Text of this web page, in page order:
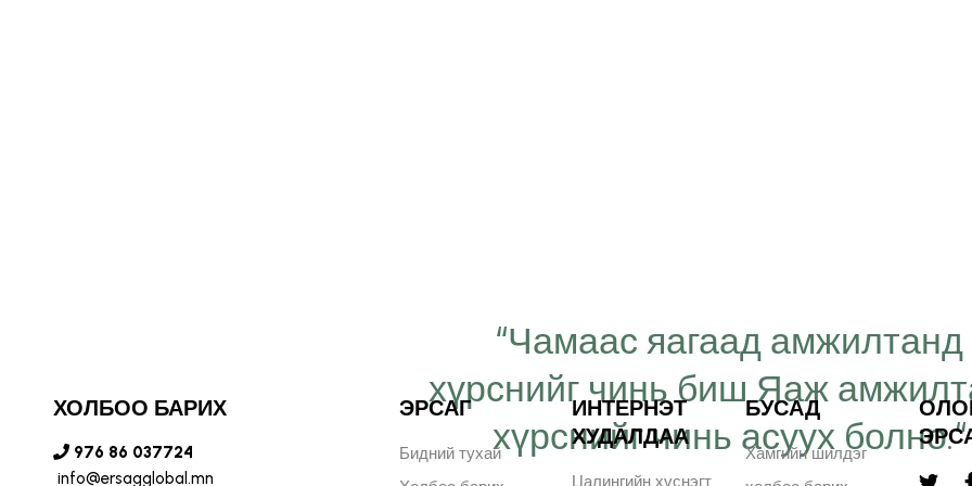
компанид
хязгааргүй
“Чамаас яагаад амжилтанд
хүрснийг чинь биш Яаж
хүрснийг чинь асуух болно.“
ХОЛБОО БАРИХ
976 86 037724
info@ersagglobal.mn
ЭРСАГ
Бидний тухай
ИНТЕРНЭТ
ХУДАЛДАА
Цалингийн хүснэгт
БУСАД
Хамгийн шилдэг